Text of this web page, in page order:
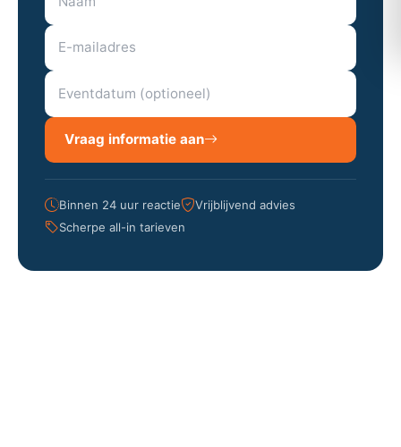
Vraag informatie aan
Binnen 24 uur reactie
Vrijblijvend advies
Scherpe all-in tarieven